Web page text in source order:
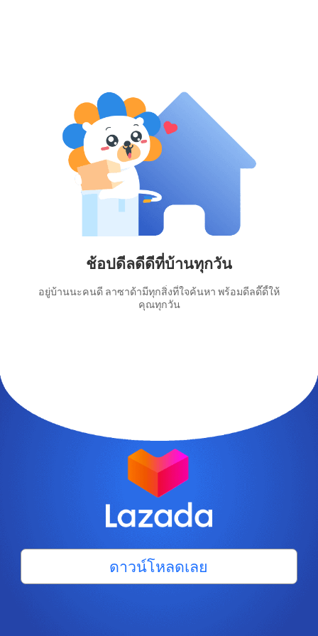
ช้อปดีลดีดีที่บ้านทุกวัน
อยู่บ้านนะคนดี ลาซาด้ามีทุกสิ่งที่ใจค้นหา พร้อมดีลดี๊ดี้ให้
คุณทุกวัน
ดาวน์โหลดเลย